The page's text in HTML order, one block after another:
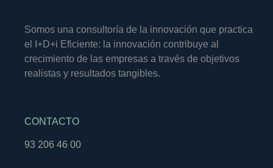
Somos una consultoría de la innovación que practica
el I+D+i Eficiente: la innovación contribuye al
crecimiento de las empresas a través de objetivos
realistas y resultados tangibles.
CONTACTO
93 206 46 00